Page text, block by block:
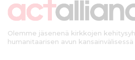
Olemme jäsenenä kirkkojen
humanitaarisen avun